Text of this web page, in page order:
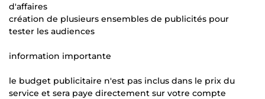
d'affaires
création de plusieurs ensembles de publicités pour
tester les audiences
information importante
le budget publicitaire n'est pas inclus dans le prix du
service et sera paye directement sur votre compte